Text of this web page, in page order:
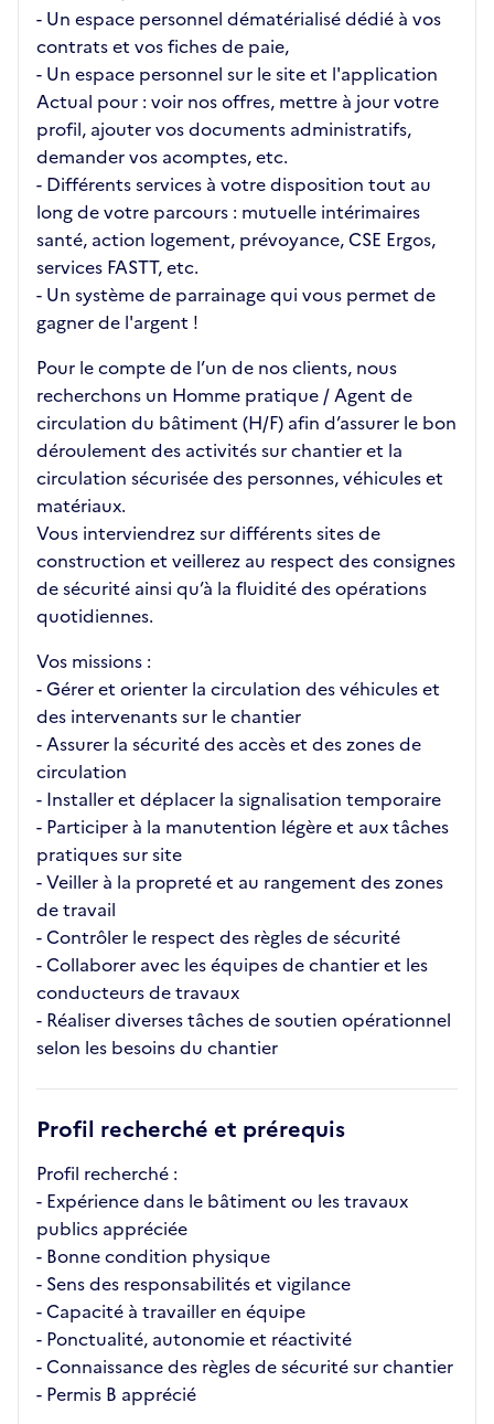
- Un espace personnel dématérialisé dédié à vos
contrats et vos fiches de paie,
- Un espace personnel sur le site et l'application
Actual pour : voir nos offres, mettre à jour votre
profil, ajouter vos documents administratifs,
demander vos acomptes, etc.
- Différents services à votre disposition tout au
long de votre parcours : mutuelle intérimaires
santé, action logement, prévoyance, CSE Ergos,
services FASTT, etc.
- Un système de parrainage qui vous permet de
gagner de l'argent !
Pour le compte de l’un de nos clients, nous
recherchons un Homme pratique / Agent de
circulation du bâtiment (H/F) afin d’assurer le bon
déroulement des activités sur chantier et la
circulation sécurisée des personnes, véhicules et
matériaux.
Vous interviendrez sur différents sites de
construction et veillerez au respect des consignes
de sécurité ainsi qu’à la fluidité des opérations
quotidiennes.
Vos missions :
- Gérer et orienter la circulation des véhicules et
des intervenants sur le chantier
- Assurer la sécurité des accès et des zones de
circulation
- Installer et déplacer la signalisation temporaire
- Participer à la manutention légère et aux tâches
pratiques sur site
- Veiller à la propreté et au rangement des zones
de travail
- Contrôler le respect des règles de sécurité
- Collaborer avec les équipes de chantier et les
conducteurs de travaux
- Réaliser diverses tâches de soutien opérationnel
selon les besoins du chantier
Profil recherché et prérequis
Profil recherché :
- Expérience dans le bâtiment ou les travaux
publics appréciée
- Bonne condition physique
- Sens des responsabilités et vigilance
- Capacité à travailler en équipe
- Ponctualité, autonomie et réactivité
- Connaissance des règles de sécurité sur chantier
- Permis B apprécié